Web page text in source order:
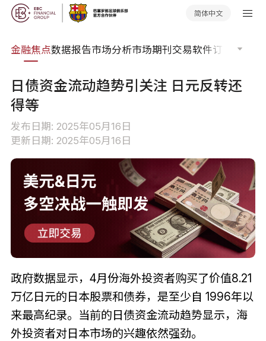
简体中文
金融焦点数据报告市场分析市场期刊交易软件订单流
日债资金流动趋势引关注 日元反转还
得等
发布日期: 2025年05月16日
更新日期: 2025年05月16日
政府数据显示，4月份海外投资者购买了价值8.21
万亿日元的日本股票和债券，是至少自 1996年以
来最高纪录。当前的日债资金流动趋势显示，海
外投资者对日本市场的兴趣依然强劲。